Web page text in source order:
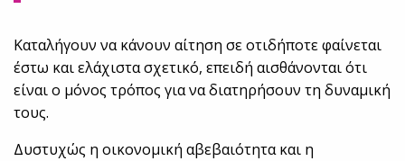
Καταλήγουν να κάνουν αίτηση σε οτιδήποτε φαίνεται
έστω και ελάχιστα σχετικό, επειδή αισθάνονται ότι
είναι ο μόνος τρόπος για να διατηρήσουν τη δυναμική
τους.
Δυστυχώς η οικονομική αβεβαιότητα και η